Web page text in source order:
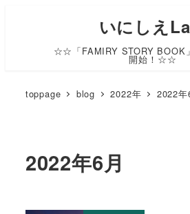
いにしえ
☆☆「FAMIRY STORY BOOK
開始！☆☆
toppage blog 2022年 2022年
2022年6月